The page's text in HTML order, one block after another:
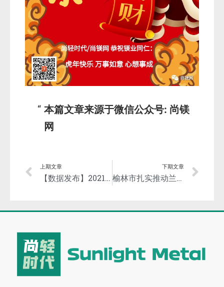
本篇文章来源于微信公众号: 尚镁
网
上期文章
【数据发布】2021中国镁产品出口主要目的地
下期文章
榆林市扎实推动兰炭行业问题整改工作